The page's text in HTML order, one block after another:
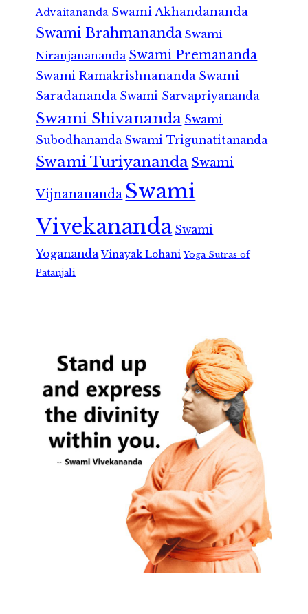
Advaitananda Swami Akhandananda
Swami Brahmananda Swami
Niranjanananda Swami Premananda
Swami Ramakrishnananda Swami
Saradananda Swami Sarvapriyananda
Swami Shivananda Swami
Subodhananda Swami Trigunatitananda
Swami Turiyananda Swami
Vijnanananda Swami
Vivekananda Swami
Yogananda Vinayak Lohani Yoga Sutras of
Patanjali